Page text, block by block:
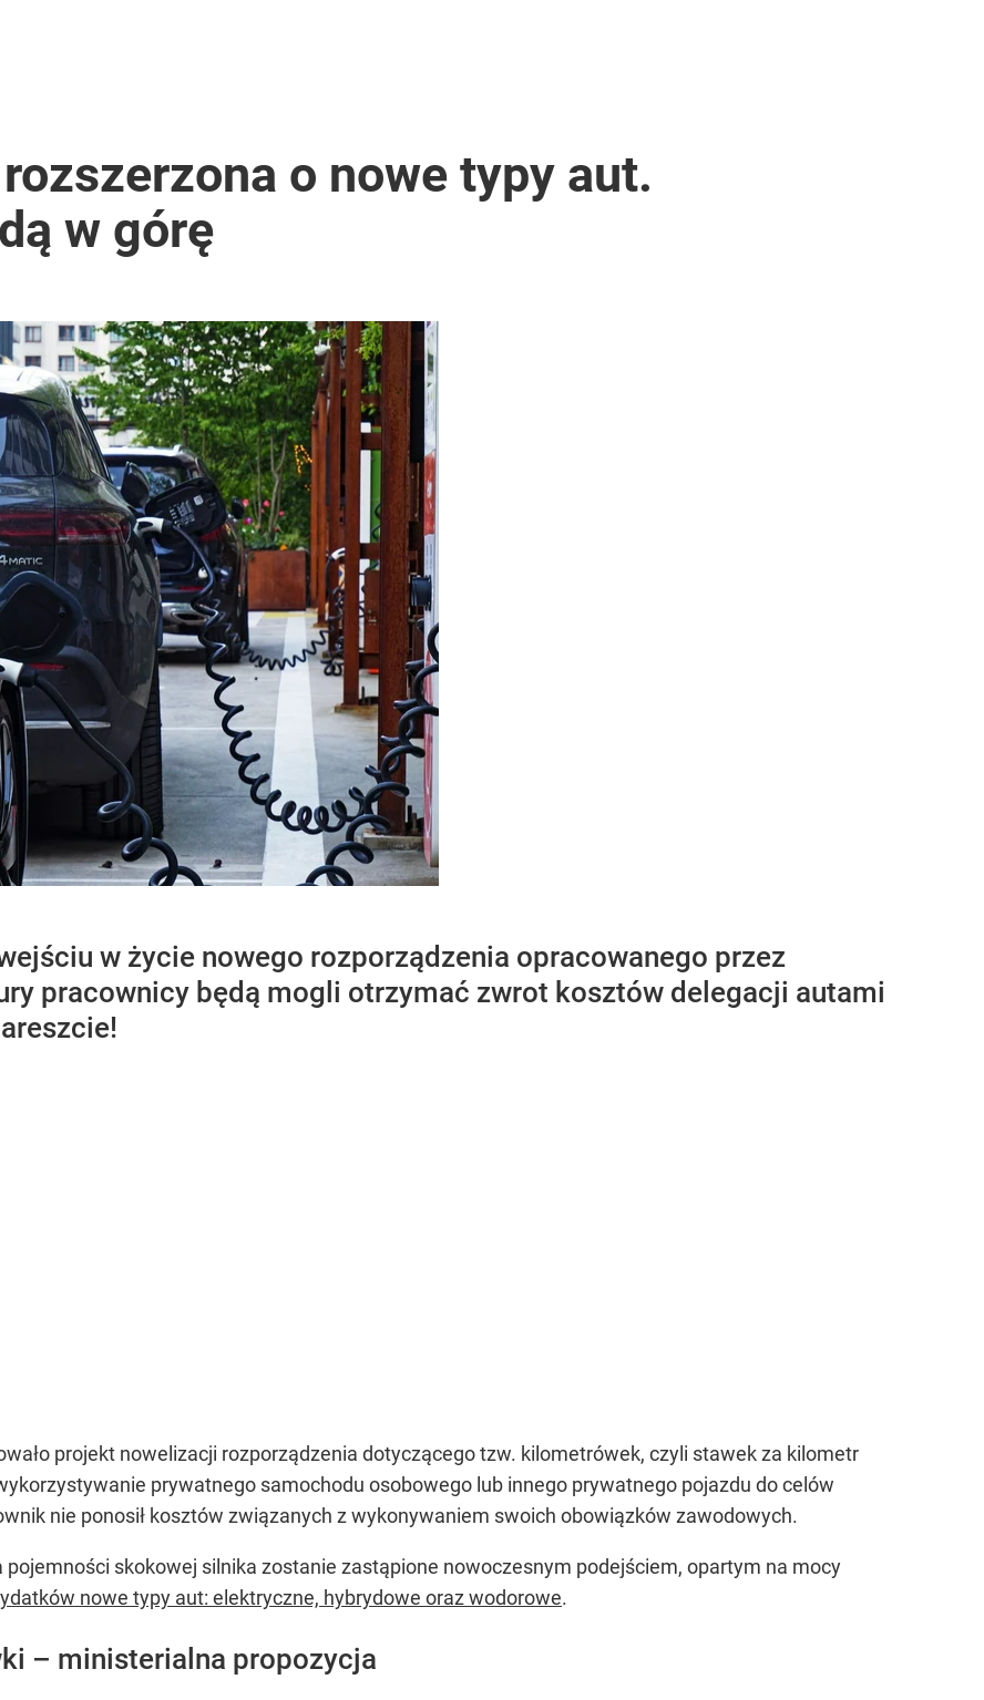
o nowe typy aut.
w górę
w życie nowego rozporządzenia opracowanego przez
pracownicy będą mogli otrzymać zwrot kosztów delegacji autami
projekt nowelizacji rozporządzenia dotyczącego tzw. kilometrówek, czyli stawek za kilometr
prywatnego samochodu osobowego lub innego prywatnego pojazdu do celów
nie ponosił kosztów związanych z wykonywaniem swoich obowiązków zawodowych.
skokowej silnika zostanie zastąpione nowoczesnym podejściem, opartym na mocy
nowe typy aut: elektryczne, hybrydowe oraz wodorowe.
– ministerialna propozycja